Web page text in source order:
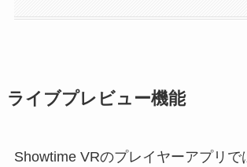
ライブプレビュー機能
Showtime VRのプレイヤーアプリで